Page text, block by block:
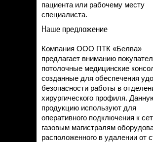
пациента или рабочему месту
специалиста.
Наше предложение
Компания ООО ПТК «Белва»
предлагает вниманию
потолочные медицинские
созданные для обеспечения
безопасности работы в
хирургического профиля.
продукцию используют для
оперативного подключения к
газовым магистралям
расположенного в удалении от